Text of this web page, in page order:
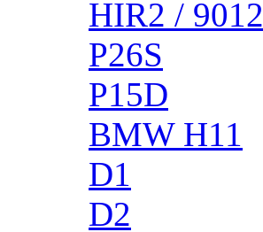
HIR2 / 9012
P26S
P15D
BMW H11
D1
D2